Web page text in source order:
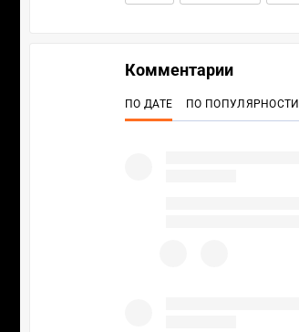
Комментарии
ПО ДАТЕ ПО ПОПУЛЯРНОСТИ